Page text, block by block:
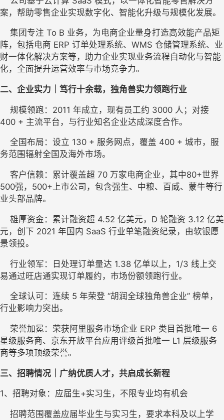
案，帮助零售企业实现数字化、智能化升级与规模化发展。
集团专注 To B 业务，为电商企业量身打造高效能产品矩
阵，包括电商 ERP 订单处理系统、WMS 仓储管理系统、业
财一体化解决方案等，助力企业实现业务流程自动化与智能
化，全面提升运营效率与市场竞争力。
二、企业实力｜ 笃行十余载，独角兽实力领跑行业
规模领跑：2011 年成立，现有员工约 3000 人；对接
400 + 主流平台，与行业知名企业达成深度合作。
全国布局：设立 130 + 服务网点，覆盖 400 + 城市，服
务范围辐射全国及海外市场。
客户信赖：累计覆盖超 70 万家电商企业， 其中80+世界
500强，500+上市公司 ， 包含强生、中粮、百威、蒙牛等行
业头部品牌。
雄厚资金：累计融资超 4.52 亿美元，D 轮融资 3.12 亿美
元，创下 2021 年国内 SaaS 行业单笔融资纪录，由软银愿
景领投。
行业领军：日处理订单量达 1.38 亿单以上，1/3 线上交
易通过旺店通实现订单履约，市场份额领跑行业。
全球认可：连续 5 年荣登 “胡润全球独角兽企业” 榜单，
行业影响力突出。
荣誉加冕：荣获阿里服务市场企业 ERP 类目首批唯一 6
星级服务商、京东开放平台应用评级首批唯一 L1 层级服务
商等多项顶级荣誉。
三、招聘情况｜广纳优质人才，共启成长新程
1、 招聘对象 ： 应届生+实习生，不限专业均有机会
招聘范围覆盖应届毕业生与实习生，要求本科及以上学